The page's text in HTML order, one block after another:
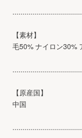
【素材】
毛50% ナイロン30%
【原産国】
中国